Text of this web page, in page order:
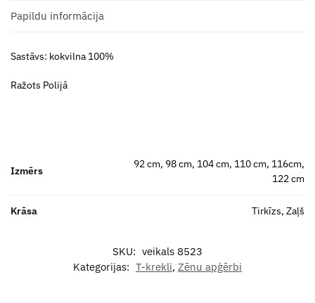
Papildu informācija
Sastāvs: kokvilna 100%
Ražots Polijā
Izmērs
92 cm, 98 cm, 104 cm, 110 cm, 116cm,
122 cm
Krāsa Tirkīzs, Zaļš
SKU: veikals 8523
Kategorijas: T-krekli, Zēnu apģērbi